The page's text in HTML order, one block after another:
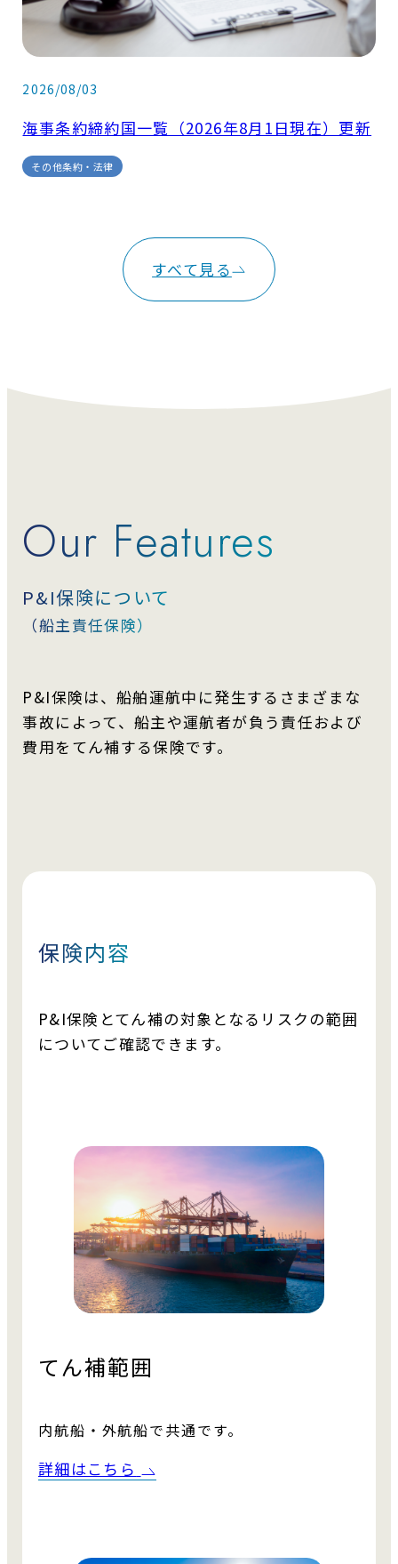
すべて見る
2026/08/03
海事条約締約国一覧（2026年8月1日現在）更新
その他条約・法律
Our Features
P&I保険について
（船主責任保険）
P&I保険は、船舶運航中に発生するさまざまな
事故によって、船主や運航者が負う責任および
費用をてん補する保険です。
保険内容
P&I保険とてん補の対象となるリスクの範囲
についてご確認できます。
てん補範囲
内航船・外航船で共通です。
詳細はこちら